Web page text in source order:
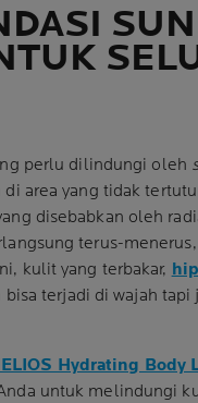
perlu dilindungi oleh
area yang tidak
disebabkan oleh
terus-
kulit yang terbakar,
terjadi di wajah
Hydrating Body
untuk melindungi